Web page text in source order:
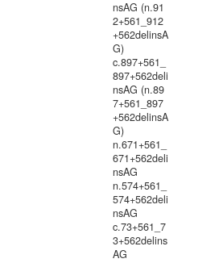
nsAG (n.91
2+561_912
+562delinsA
G)
c.897+561_
897+562deli
nsAG (n.89
7+561_897
+562delinsA
G)
n.671+561_
671+562deli
nsAG
n.574+561_
574+562deli
nsAG
c.73+561_7
3+562delins
AG